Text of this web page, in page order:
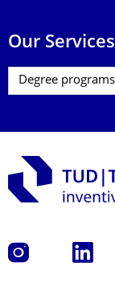
Our Services
Instagram LinkedIn